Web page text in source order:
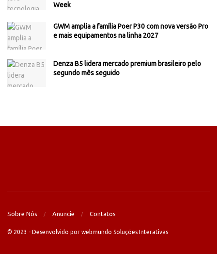
Week
GWM amplia a família Poer P30 com nova versão Pro
e mais equipamentos na linha 2027
Denza B5 lidera mercado premium brasileiro pelo
segundo mês seguido
Sobre Nós Anuncie Contatos
© 2023 - Desenvolvido por webmundo Soluções Interativas